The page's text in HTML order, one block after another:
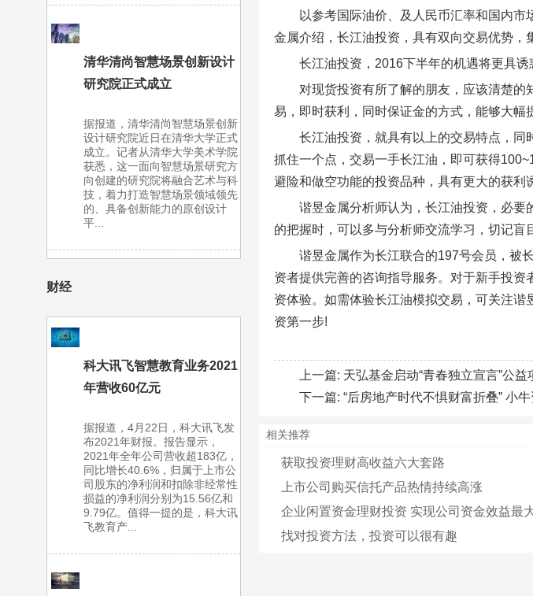
清华清尚智慧场景创新设计
研究院正式成立
据报道，清华清尚智慧场景创新
设计研究院近日在清华大学正式
成立。记者从清华大学美术学院
获悉，这一面向智慧场景研究方
向创建的研究院将融合艺术与科
技，着力打造智慧场景领域领先
的、具备创新能力的原创设计
平...
财经
科大讯飞智慧教育业务2021
年营收60亿元
据报道，4月22日，科大讯飞发
布2021年财报。报告显示，
2021年全年公司营收超183亿，
同比增长40.6%，归属于上市公
司股东的净利润和扣除非经常性
损益的净利润分别为15.56亿和
9.79亿。值得一提的是，科大讯
飞教育产...
以参考国际油价、及人民币汇率和国内
金属介绍，长江油投资，具有双向交易优势
长江油投资，2016下半年的机遇将更具诱
对现货投资有所了解的朋友，应该清楚
易，即时获利，同时保证金的方式，能够大
长江油投资，就具有以上的交易特点，
抓住一个点，交易一手长江油，即可获得
避险和做空功能的投资品种，具有更大的获利
谐昱金属分析师认为，长江油投资，必
的把握时，可以多与分析师交流学习，切记盲
谐昱金属作为长江联合的197号会员，被
资者提供完善的咨询指导服务。对于新手投
资体验。如需体验长江油模拟交易，可关注
资第一步!
上一篇: 天弘基金启动“青春独立宣言”公
下一篇: “后房地产时代不惧财富折叠” 小
相关推荐
获取投资理财高收益六大套路
上市公司购买信托产品热情持续高涨
企业闲置资金理财投资 实现公司资金效益最
找对投资方法，投资可以很有趣